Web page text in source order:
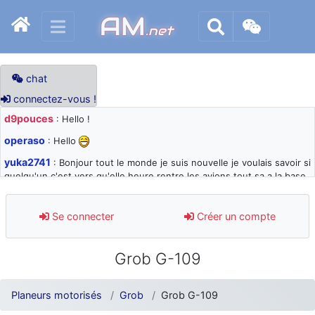
AM.net
chat
connectez-vous !
d9pouces : Hello !
operaso : Hello
yuka2741 : Bonjour tout le monde je suis nouvelle je voulais savoir si
quelqu'un c'est vers qu'elle heure rentre les avions tout sa a la base
d9pouces: désolé pour les quelques blocages du site ces derniers
jours : je teste des méthodes contre le spam et les bots trop nocifs
: Super, la nouvelle bannière
d9pouces
: je suis un avion@,._,+ > lesquels ? je ne suis pas sûr de
comprendre
Se connecter Créer un compte
Grob G-109
Planeurs motorisés Grob Grob G-109